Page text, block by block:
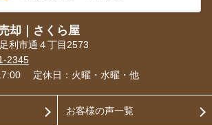
却｜さくら屋
利市通４丁目2573
2345
定休日：火曜・水曜・他
お客様の声一覧